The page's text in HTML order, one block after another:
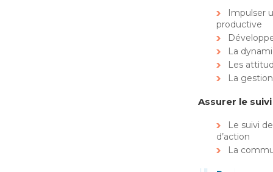
Impulser
productive
La
Les
La
Assurer le
Le suivi
d’action
La